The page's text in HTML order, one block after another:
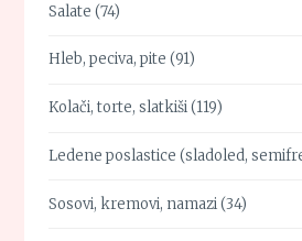
Salate (74)
Hleb, peciva, pite (91)
Kolači, torte, slatkiši(119)
Ledene poslastice (sladoled,
Sosovi, kremovi, namazi(34)